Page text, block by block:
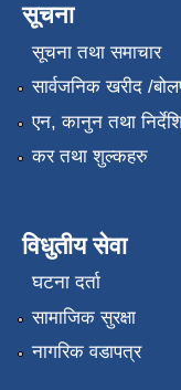
सूचना
सूचना तथा समाचार
सार्वजनिक खरीद /
एन, कानुन तथा
कर तथा शुल्कहरु
विधुतीय सेवा
घटना दर्ता
सामाजिक सुरक्षा
नागरिक वडापत्र